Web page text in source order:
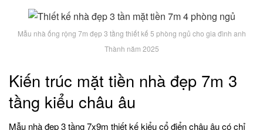
Mẫu nhà ống rộng 7m đẹp 3 tầng thiết kế 5 phòng ngủ cho gia đình anh
Thành năm 2025
Kiến trúc mặt tiền nhà đẹp 7m 3
tầng kiểu châu âu
Mẫu nhà đẹp 3 tầng 7x9m thiết kế kiểu cổ điển châu âu có chỉ